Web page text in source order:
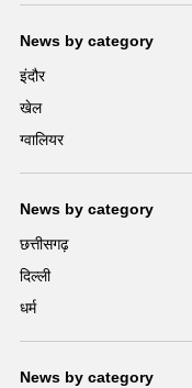
News by category
इंदौर
खेल
ग्वालियर
News by category
छत्तीसगढ़
दिल्ली
धर्म
News by category